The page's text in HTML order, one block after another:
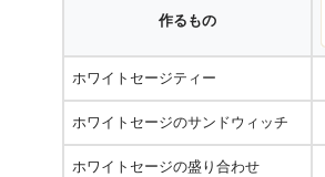
作るもの
ホワイトセージティー
ホワイトセージのサンドウィッチ
ホワイトセージの盛り合わせ